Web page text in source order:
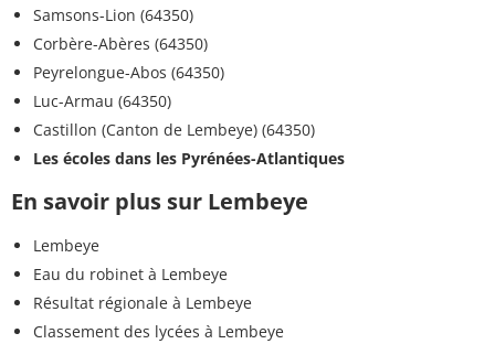
Samsons-Lion (64350)
Corbère-Abères (64350)
Peyrelongue-Abos (64350)
Luc-Armau (64350)
Castillon (Canton de Lembeye) (64350)
Les écoles dans les Pyrénées-Atlantiques
En savoir plus sur Lembeye
Lembeye
Eau du robinet à Lembeye
Résultat régionale à Lembeye
Classement des lycées à Lembeye